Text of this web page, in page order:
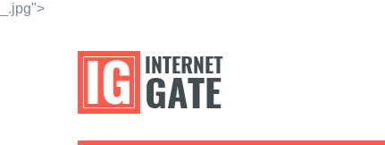
_.jpg">